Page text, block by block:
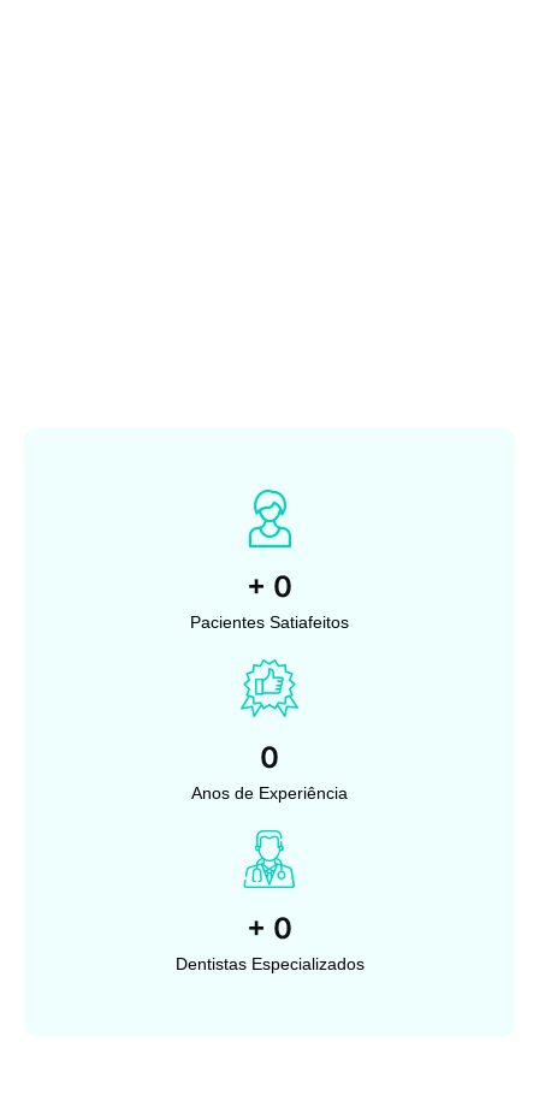
+ 0
Pacientes Satiafeitos
0
Anos de Experiência
+ 0
Dentistas Especializados